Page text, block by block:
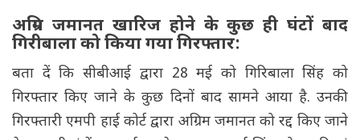
अग्रिम जमानत खारिज होने के कुछ ही घंटों बाद
गिरीबाला को किया गया गिरफ्तार:
बता दें कि सीबीआई द्वारा 28 मई को गिरिबाला सिंह को
गिरफ्तार किए जाने के कुछ दिनों बाद सामने आया है. उनकी
गिरफ्तारी एमपी हाई कोर्ट द्वारा अग्रिम जमानत को रद्द किए जाने